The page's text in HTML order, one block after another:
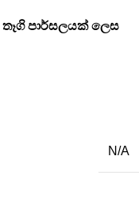
තෑගි පාර්සලයක් ලෙස
N/A